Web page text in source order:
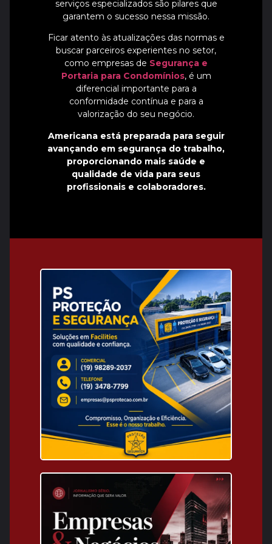
serviços especializados são pilares que
garantem o sucesso nessa missão.
Ficar atento às atualizações das normas e
buscar parceiros experientes no setor,
como empresas de Segurança e
Portaria para Condomínios, é um
diferencial importante para a
conformidade contínua e para a
valorização do seu negócio.
Americana está preparada para seguir
avançando em segurança do trabalho,
proporcionando mais saúde e
qualidade de vida para seus
profissionais e colaboradores.